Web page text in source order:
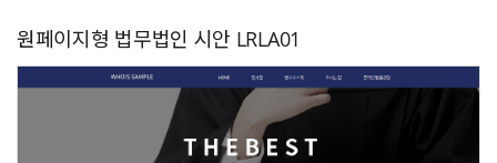
원페이지형 법무법인 시안 LRLA01